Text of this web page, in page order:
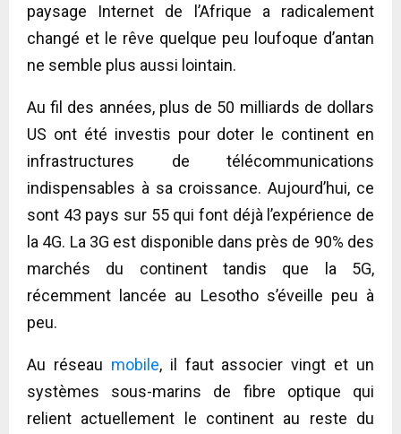
paysage Internet de l’Afrique a radicalement
changé et le rêve quelque peu loufoque d’antan
ne semble plus aussi lointain.
Au fil des années, plus de 50 milliards de dollars
US ont été investis pour doter le continent en
infrastructures de télécommunications
indispensables à sa croissance. Aujourd’hui, ce
sont 43 pays sur 55 qui font déjà l’expérience de
la 4G. La 3G est disponible dans près de 90% des
marchés du continent tandis que la 5G,
récemment lancée au Lesotho s’éveille peu à
peu.
Au réseau mobile, il faut associer vingt et un
systèmes sous-marins de fibre optique qui
relient actuellement le continent au reste du